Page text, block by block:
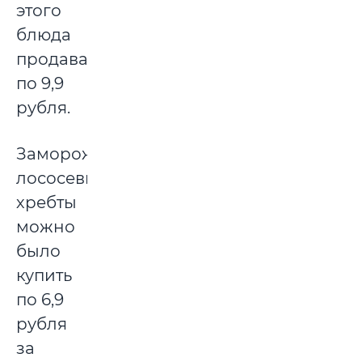
этого
блюда
продавали
по 9,9
рубля.
Замороженные
лососевые
хребты
можно
было
купить
по 6,9
рубля
за